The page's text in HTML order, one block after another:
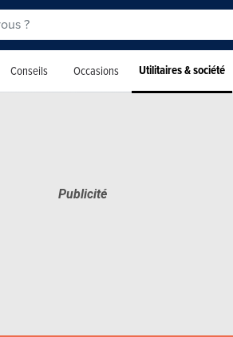
Conseils Occasions Utilitaires & société